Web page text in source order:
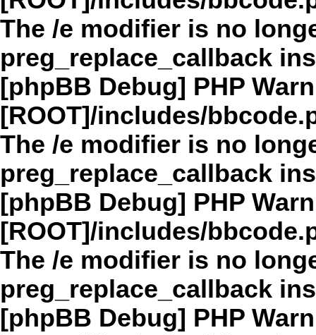
The /e modifier is no
preg_replace_callback
[phpBB Debug] PHP
[ROOT]/includes/
The /e modifier is no
preg_replace_callback
[phpBB Debug] PHP
[ROOT]/includes/
The /e modifier is no
preg_replace_callback
[phpBB Debug] PHP